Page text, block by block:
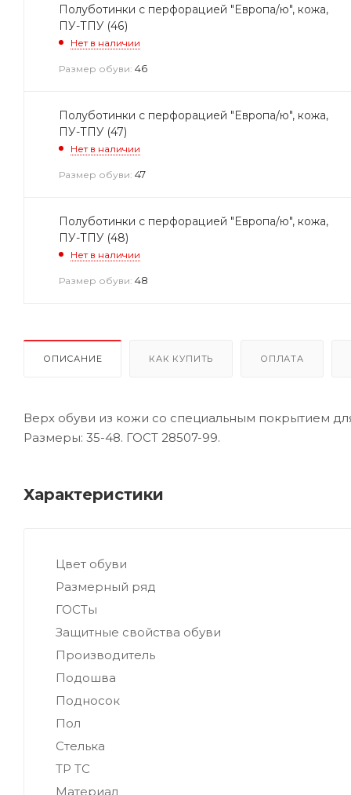
Полуботинки с перфорацией "Европа/ю", кожа,
ПУ-ТПУ (46)
Нет в наличии
Размер обуви: 46
Полуботинки с перфорацией "Европа/ю", кожа,
ПУ-ТПУ (47)
Нет в наличии
Размер обуви: 47
Полуботинки с перфорацией "Европа/ю", кожа,
ПУ-ТПУ (48)
Нет в наличии
Размер обуви: 48
ОПИСАНИЕ КАК КУПИТЬ ОПЛАТА
Верх обуви из кожи со специальным покрытием
Размеры: 35-48. ГОСТ 28507-99.
Характеристики
Цвет обуви
Размерный ряд
ГОСТы
Защитные свойства обуви
Производитель
Подошва
Подносок
Пол
Стелька
ТР ТС
Материал